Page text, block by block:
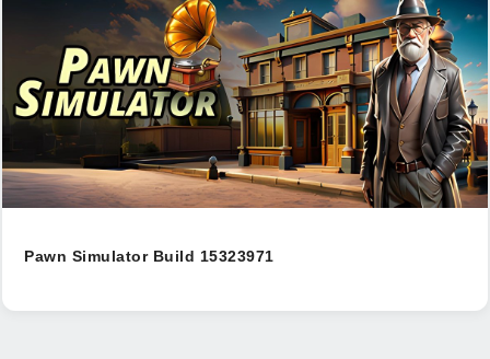
Pawn Simulator Build 15323971